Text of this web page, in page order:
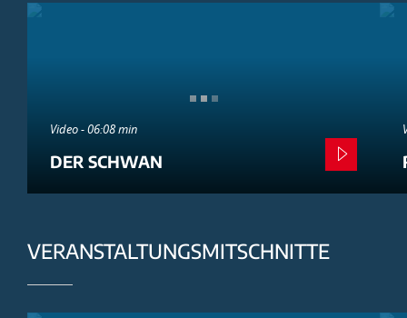
Video - 06:08 min
DER SCHWAN
VERANSTALTUNGSMITSCHNITTE